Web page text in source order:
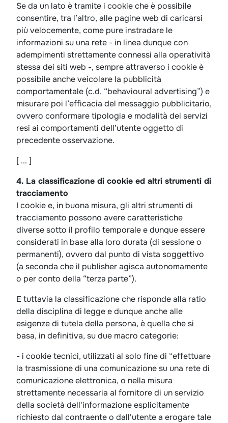
Se da un lato è tramite i cookie che è possibile
consentire, tra l’altro, alle pagine web di caricarsi
più velocemente, come pure instradare le
informazioni su una rete - in linea dunque con
adempimenti strettamente connessi alla operatività
stessa dei siti web -, sempre attraverso i cookie è
possibile anche veicolare la pubblicità
comportamentale (c.d. “behavioural advertising”) e
misurare poi l’efficacia del messaggio pubblicitario,
ovvero conformare tipologia e modalità dei servizi
resi ai comportamenti dell’utente oggetto di
precedente osservazione.
[ ... ]
4. La classificazione di cookie ed altri strumenti di
tracciamento
I cookie e, in buona misura, gli altri strumenti di
tracciamento possono avere caratteristiche
diverse sotto il profilo temporale e dunque essere
considerati in base alla loro durata (di sessione o
permanenti), ovvero dal punto di vista soggettivo
(a seconda che il publisher agisca autonomamente
o per conto della “terza parte”).
E tuttavia la classificazione che risponde alla ratio
della disciplina di legge e dunque anche alle
esigenze di tutela della persona, è quella che si
basa, in definitiva, su due macro categorie:
- i cookie tecnici, utilizzati al solo fine di “effettuare
la trasmissione di una comunicazione su una rete di
comunicazione elettronica, o nella misura
strettamente necessaria al fornitore di un servizio
della società dell'informazione esplicitamente
richiesto dal contraente o dall'utente a erogare tale